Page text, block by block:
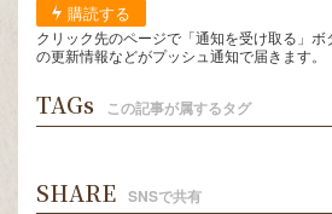
購読する
クリック先のページで「通知を受け取る」
の更新情報などがプッシュ通知で届きます。
TAGs この記事が属するタグ
SHARE SNSで共有